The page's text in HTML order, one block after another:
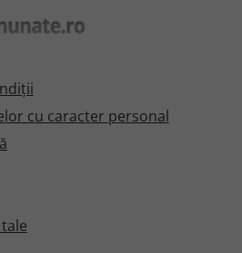
cu caracter personal